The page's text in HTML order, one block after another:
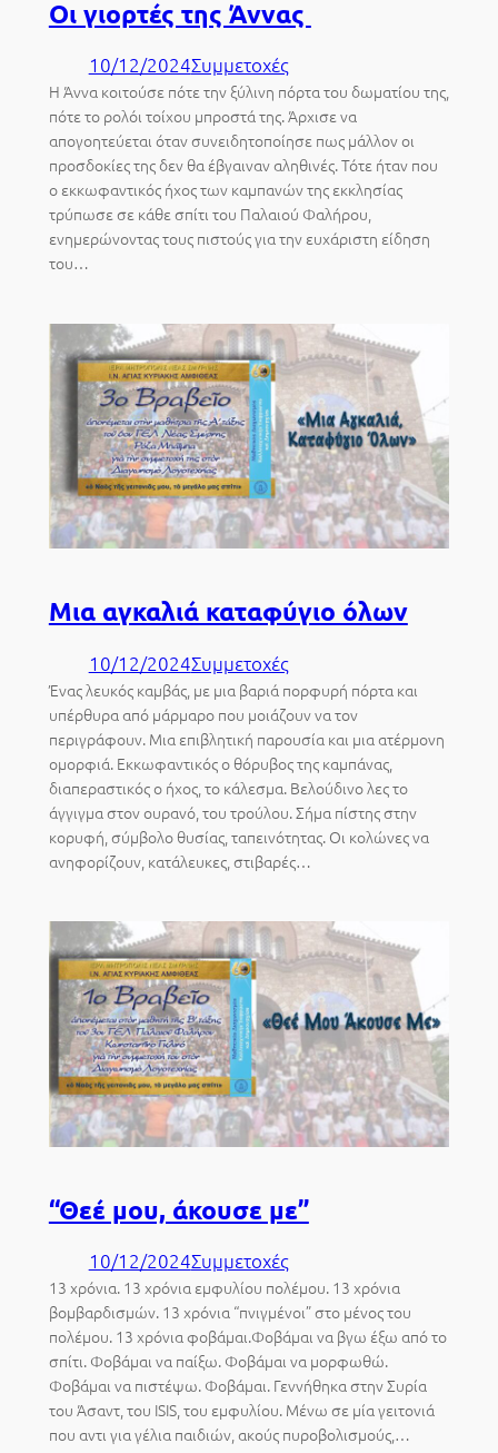
Οι γιορτές της Άννας
10/12/2024Συμμετοχές
Η Άννα κοιτούσε πότε την ξύλινη πόρτα του δωματίου της,
πότε το ρολόι τοίχου μπροστά της. Άρχισε να
απογοητεύεται όταν συνειδητοποίησε πως μάλλον οι
προσδοκίες της δεν θα έβγαιναν αληθινές. Τότε ήταν που
ο εκκωφαντικός ήχος των καμπανών της εκκλησίας
τρύπωσε σε κάθε σπίτι του Παλαιού Φαλήρου,
ενημερώνοντας τους πιστούς για την ευχάριστη είδηση
του…
Μια αγκαλιά καταφύγιο όλων
10/12/2024Συμμετοχές
Ένας λευκός καμβάς, με μια βαριά πορφυρή πόρτα και
υπέρθυρα από μάρμαρο που μοιάζουν να τον
περιγράφουν. Μια επιβλητική παρουσία και μια ατέρμονη
ομορφιά. Εκκωφαντικός ο θόρυβος της καμπάνας,
διαπεραστικός ο ήχος, το κάλεσμα. Βελούδινο λες το
άγγιγμα στον ουρανό, του τρούλου. Σήμα πίστης στην
κορυφή, σύμβολο θυσίας, ταπεινότητας. Οι κολώνες να
ανηφορίζουν, κατάλευκες, στιβαρές…
“Θεέ μου, άκουσε με”
10/12/2024Συμμετοχές
13 χρόνια. 13 χρόνια εμφυλίου πολέμου. 13 χρόνια
βομβαρδισμών. 13 χρόνια “πνιγμένοι” στο μένος του
πολέμου. 13 χρόνια φοβάμαι.Φοβάμαι να βγω έξω από το
σπίτι. Φοβάμαι να παίξω. Φοβάμαι να μορφωθώ.
Φοβάμαι να πιστέψω. Φοβάμαι. Γεννήθηκα στην Συρία
του Άσαντ, του ISIS, του εμφυλίου. Μένω σε μία γειτονιά
που αντι για γέλια παιδιών, ακούς πυροβολισμούς,…